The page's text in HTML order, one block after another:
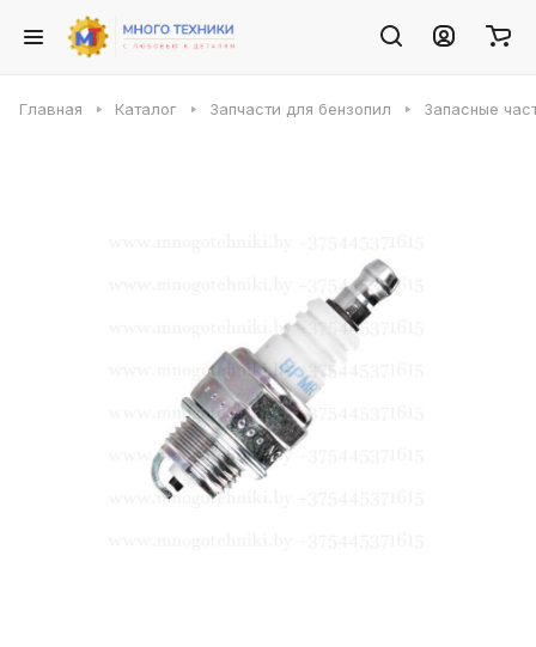
Главная Каталог Запчасти для бензопил Запасные